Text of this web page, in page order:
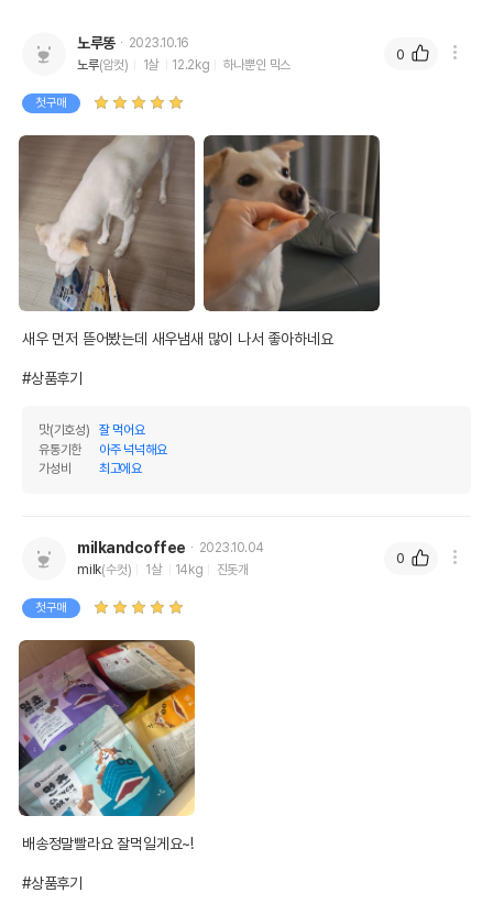
노루똥
2023.10.16
노루(암컷) 1살 12.2kg 하나뿐인 믹스
첫구매
새우 먼저 뜯어봤는데 새우냄새 많이 나서 좋아하네요
#상품후기
맛(기호성)
잘 먹어요
유통기한
아주 넉넉해요
가성비
최고에요
0
milkandcoffee
2023.10.04
milk(수컷) 1살 14kg 진돗개
첫구매
배송정말빨라요 잘먹일게요~!
#상품후기
0